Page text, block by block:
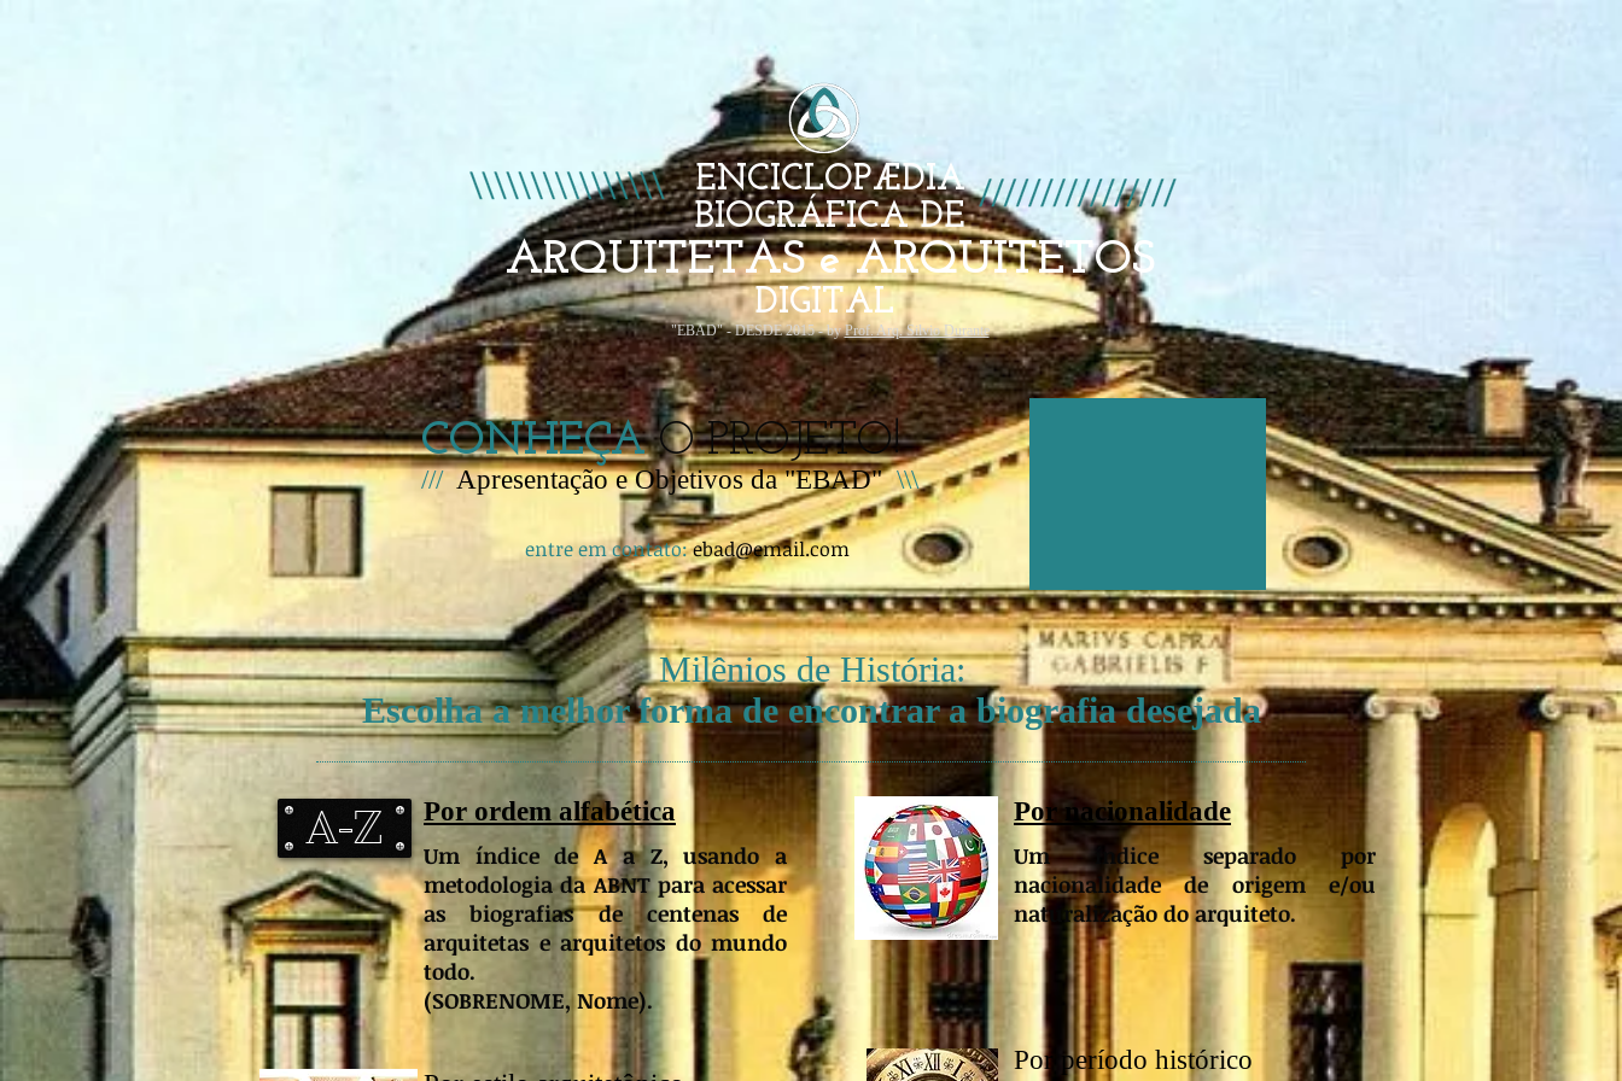
ENCICLOPÆDIA
BIOGRÁFICA DE
ARQUITETAS e ARQUITETOS
DIGITAL
"EBAD" - DESDE 2015 - byProf. Arq. Silvio Durante
CONHEÇAO PROJETO!
///Apresentação e Objetivos da "EBAD"\\\
entre em contato:ebad@email.com
Milênios de História:
Escolha a melhor forma de encontrar a biografia desejada
A-Z Por ordem alfabética
Um índice de A a Z, usando a
metodologia da ABNT para acessar
as biografias de centenas de
arquitetas e arquitetos do mundo
todo.
(SOBRENOME, Nome).
Por nacionalidade
Um índice separado por
nacionalidade de origem e/ou
naturalização do arquiteto.
Por período histórico